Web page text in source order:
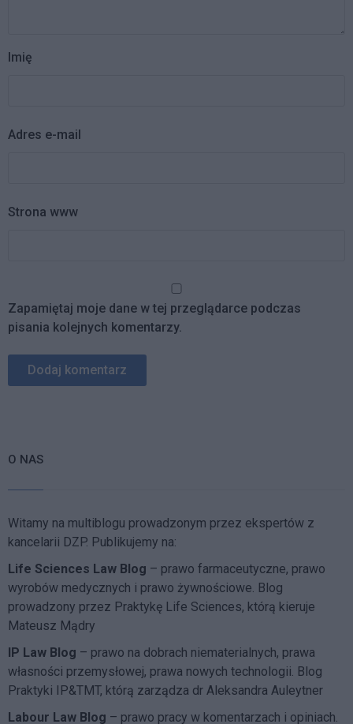
Imię
Adres e-mail
Strona www
Zapamiętaj moje dane w tej przeglądarce podczas
pisania kolejnych komentarzy.
O NAS
Witamy na multiblogu prowadzonym przez ekspertów z
kancelarii DZP. Publikujemy na:
Life Sciences Law Blog – prawo farmaceutyczne, prawo
wyrobów medycznych i prawo żywnościowe. Blog
prowadzony przez Praktykę Life Sciences, którą kieruje
Mateusz Mądry
IP Law Blog – prawo na dobrach niematerialnych, prawa
własności przemysłowej, prawa nowych technologii. Blog
Praktyki IP&TMT, którą zarządza dr Aleksandra Auleytner
Labour Law Blog – prawo pracy w komentarzach i opiniach.